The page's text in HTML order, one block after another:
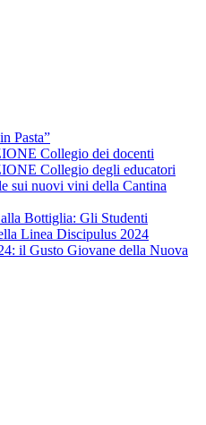
Pasta”
Collegio dei docenti
Collegio degli educatori
sui nuovi vini della Cantina
Bottiglia: Gli Studenti
Linea Discipulus 2024
il Gusto Giovane della Nuova